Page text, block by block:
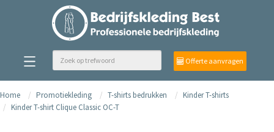
Offerte aanvragen
Home Promotiekleding T-shirts bedrukken
Kinder T-shirts
Kinder T-shirt Clique Classic OC-T